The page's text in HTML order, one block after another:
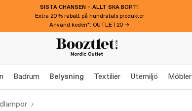
SISTA CHANSEN – ALLT SKA BORT!
Extra 20% rabatt på hundratals produkter
Använd koden*: OUTLET20 →
Badrum Belysning Textilier Utemiljö Möbler